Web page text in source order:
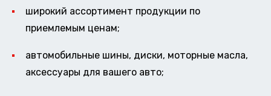
широкий ассортимент продукции по
приемлемым ценам;
автомобильные шины, диски, моторные масла,
аксессуары для вашего авто;